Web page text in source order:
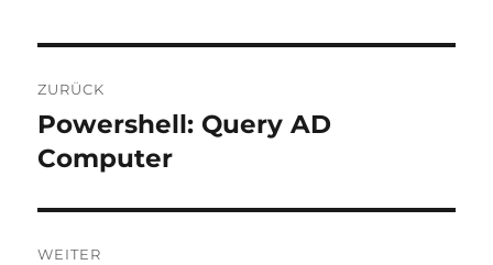
ZURÜCK
Vorheriger
Beitrag:
Powershell: Query AD
Computer
WEITER